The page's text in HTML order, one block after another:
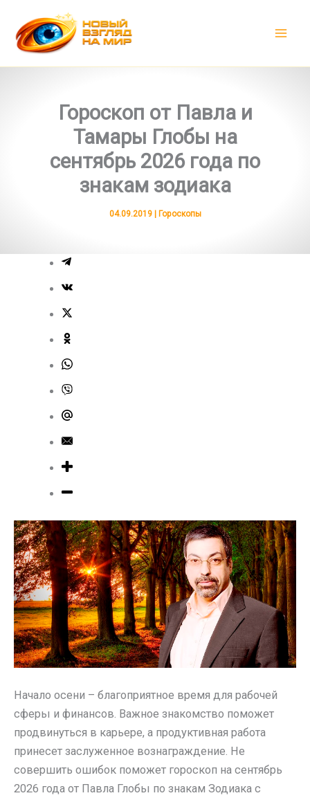
содержимому
Гороскоп от Павла и
Тамары Глобы на
сентябрь 2026 года по
знакам зодиака
04.09.2019 | Гороскопы
Начало осени – благоприятное время для рабочей
сферы и финансов. Важное знакомство поможет
продвинуться в карьере, а продуктивная работа
принесет заслуженное вознаграждение. Не
совершить ошибок поможет гороскоп на сентябрь
2026 года от Павла Глобы по знакам Зодиака с